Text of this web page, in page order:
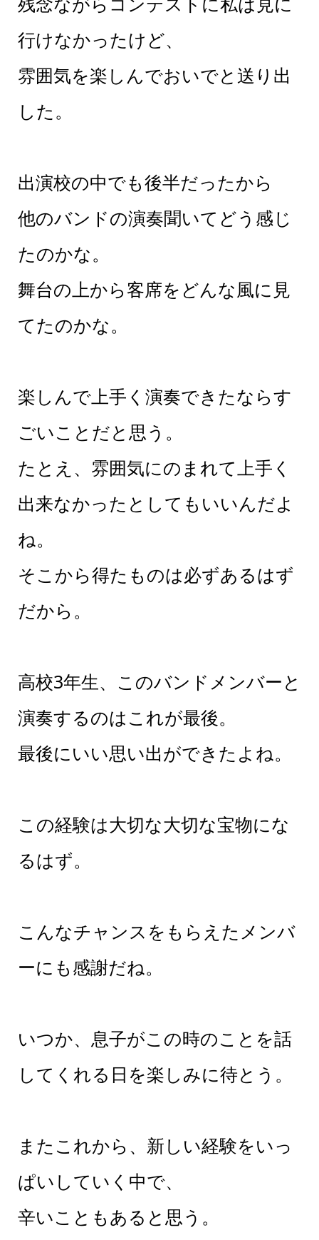
行けなかったけど、
雰囲気を楽しんでおいでと送り出
した。
出演校の中でも後半だったから
他のバンドの演奏聞いてどう感じ
たのかな。
舞台の上から客席をどんな風に見
てたのかな。
楽しんで上手く演奏できたならす
ごいことだと思う。
たとえ、雰囲気にのまれて上手く
出来なかったとしてもいいんだよ
ね。
そこから得たものは必ずあるはず
だから。
高校3年生、このバンドメンバーと
演奏するのはこれが最後。
最後にいい思い出ができたよね。
この経験は大切な大切な宝物にな
るはず。
こんなチャンスをもらえたメンバ
ーにも感謝だね。
いつか、息子がこの時のことを話
してくれる日を楽しみに待とう。
またこれから、新しい経験をいっ
ぱいしていく中で、
辛いこともあると思う。